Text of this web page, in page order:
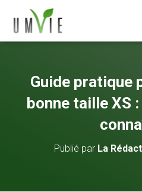
Guide pratique
bonne taille XS
Publié par La